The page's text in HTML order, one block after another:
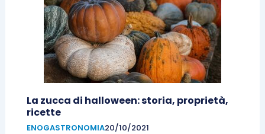
La zucca di halloween: storia, proprietà,
ricette
ENOGASTRONOMIA20/10/2021